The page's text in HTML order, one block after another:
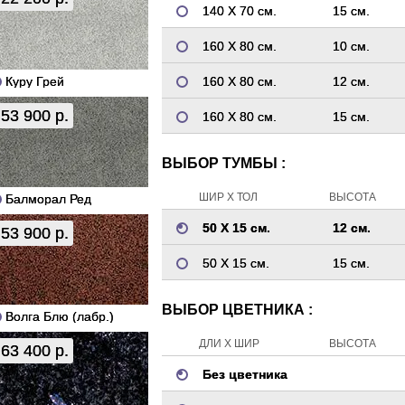
Куру Грей
53 900 р.
Балморал Ред
53 900 р.
Волга Блю (лабр.)
63 400 р.
140 Х 70 см. 15 см.
160 Х 80 см. 10 см.
160 Х 80 см. 12 см.
160 Х 80 см. 15 см.
ВЫБОР ТУМБЫ :
ШИР Х ТОЛ ВЫСОТА
50 Х 15 см. 12 см.
50 Х 15 см. 15 см.
ВЫБОР ЦВЕТНИКА :
ДЛИ Х ШИР ВЫСОТА
Без цветника